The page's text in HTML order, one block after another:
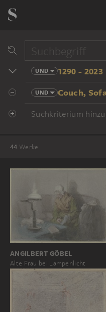
UND 1290 - 2023
UND Couch,
Suchkriterium
44 Werke
ANGILBERT GÖBEL
Alte Frau bei Lampenlicht